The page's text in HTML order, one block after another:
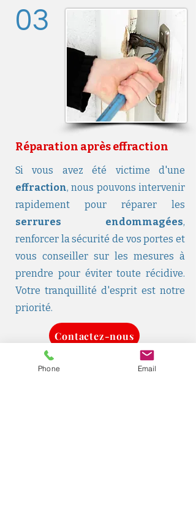
03
Réparation après effraction
Si vous avez été victime d'une
effraction, nous pouvons intervenir
rapidement pour réparer les
serrures endommagées,
renforcer la sécurité de vos portes et
vous conseiller sur les mesures à
prendre pour éviter toute récidive.
Votre tranquillité d'esprit est notre
priorité.
Contactez-nous
Phone Email